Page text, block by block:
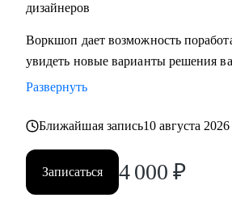
дизайнеров
Воркшоп дает возможность
увидеть новые варианты решения
Развернуть
Ближайшая запись10 августа 2026
Записаться 4 000 ₽